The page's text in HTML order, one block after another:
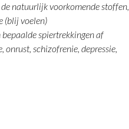
natuurlijk voorkomende stoffen,
(blij voelen)
bepaalde spiertrekkingen af
onrust, schizofrenie, depressie,